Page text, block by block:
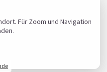
Für Zoom und Navigation